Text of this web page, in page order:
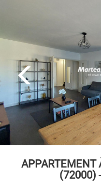
APPARTEMENT
(72000)